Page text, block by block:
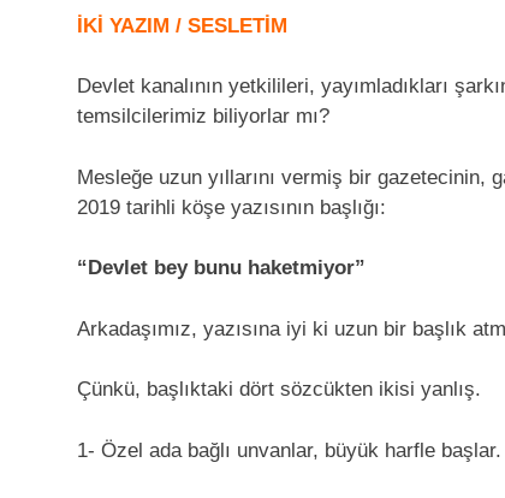
İKİ YAZIM / SESLETİM
Devlet kanalının yetkilileri, yayımladıkları
temsilcilerimiz biliyorlar mı?
Mesleğe uzun yıllarını vermiş bir gazetecinin,
2019 tarihli köşe yazısının başlığı:
“Devlet bey bunu haketmiyor”
Arkadaşımız, yazısına iyi ki uzun bir başlık
Çünkü, başlıktaki dört sözcükten ikisi yanlış.
1- Özel ada bağlı unvanlar, büyük harfle